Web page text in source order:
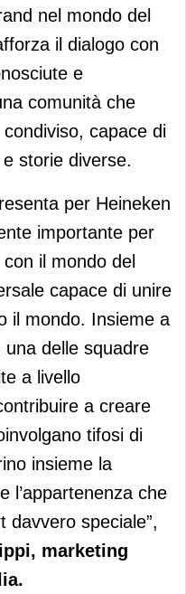
nel mondo del
il dialogo con
e
comunità che
capace di
storie diverse.
per Heineken
importante per
il mondo del
capace di unire
il mondo. Insieme a
una delle squadre
a livello
a creare
tifosi di
insieme la
l’appartenenza che
davvero speciale”,
marketing